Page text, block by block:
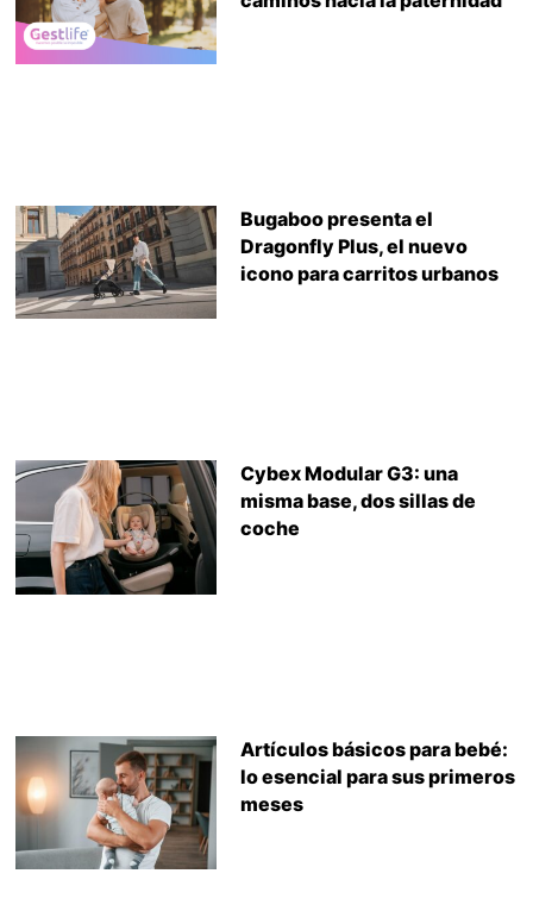
Bugaboo presenta el
Dragonfly Plus, el nuevo
icono para carritos urbanos
Cybex Modular G3: una
misma base, dos sillas de
coche
Artículos básicos para bebé:
lo esencial para sus primeros
meses